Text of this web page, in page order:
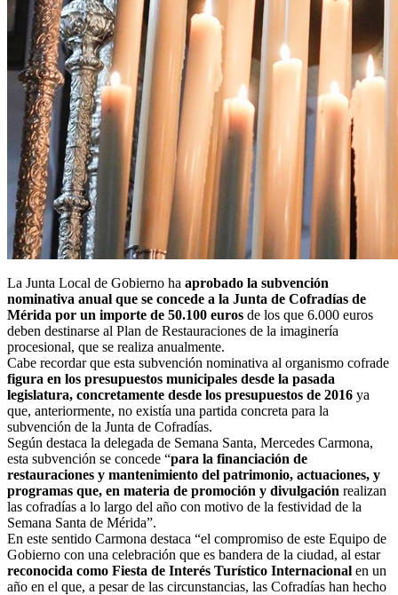
La Junta Local de Gobierno ha aprobado la subvención
nominativa anual que se concede a la Junta de Cofradías de
Mérida por un importe de 50.100 euros de los que 6.000 euros
deben destinarse al Plan de Restauraciones de la imaginería
procesional, que se realiza anualmente.
Cabe recordar que esta subvención nominativa al organismo cofrade
figura en los presupuestos municipales desde la pasada
legislatura, concretamente desde los presupuestos de 2016 ya
que, anteriormente, no existía una partida concreta para la
subvención de la Junta de Cofradías.
Según destaca la delegada de Semana Santa, Mercedes Carmona,
esta subvención se concede “para la financiación de
restauraciones y mantenimiento del patrimonio, actuaciones, y
programas que, en materia de promoción y divulgación realizan
las cofradías a lo largo del año con motivo de la festividad de la
Semana Santa de Mérida”.
En este sentido Carmona destaca “el compromiso de este Equipo de
Gobierno con una celebración que es bandera de la ciudad, al estar
reconocida como Fiesta de Interés Turístico Internacional en un
año en el que, a pesar de las circunstancias, las Cofradías han hecho